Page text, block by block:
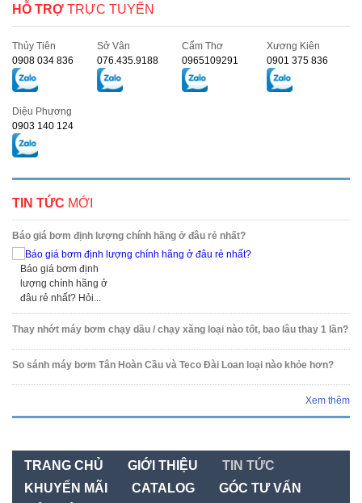
HỖ TRỢ TRỰC TUYẾN
Thủy Tiên
0908 034 836
Sở Vân
076.435.9188
Cẩm Thơ
0965109291
Xương Kiên
0901 375 836
Diệu Phương
0903 140 124
TIN TỨC MỚI
Báo giá bơm định lượng chính hãng ở đâu rẻ nhất?
Báo giá bơm định
lượng chính hãng ở
đâu rẻ nhất? Hỏi...
Thay nhớt máy bơm chạy dầu / chạy xăng loại nào tốt, bao lâu thay 1 lần?
So sánh máy bơm Tân Hoàn Cầu và Teco Đài Loan loại nào khỏe hơn?
Xem thêm
TRANG CHỦ GIỚI THIỆU
TIN TỨC
KHUYẾN MÃI
CATALOG
GÓC TƯ VẤN